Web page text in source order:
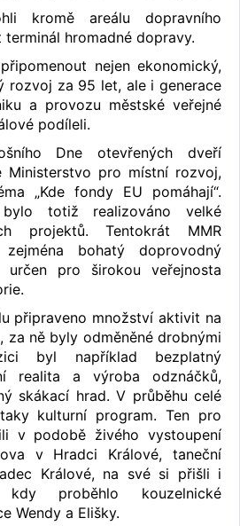
kromě areálu dopravního
hromadné dopravy.
nejen ekonomický,
rozvoj za 95 let, ale i generace
a provozu městské veřejné
podíleli.
Dne otevřených dveří
Ministerstvo pro místní rozvoj,
„Kde fondy EU pomáhají“.
totiž realizováno velké
projektů. Tentokrát MMR
bohatý doprovodný
pro širokou veřejnosta
připraveno množství aktivit na
za ně byly odměněné drobnými
byl například bezplatný
realita a výroba odznáčků,
skákací hrad. V průběhu celé
kulturní program. Ten pro
v podobě živého vystoupení
v Hradci Králové, taneční
Králové, na své si přišli i
proběhlo kouzelnické
Wendy a Elišky.